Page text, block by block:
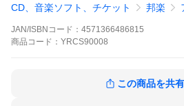
CD、音楽ソフト、チケット 邦楽
JAN/ISBNコード： 4571366486815
商品 コード： YRCS90008
この商品を共